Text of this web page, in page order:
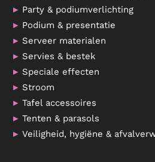
Party & podiumverlichting
Podium & presentatie
Serveer materialen
Servies & bestek
Speciale effecten
Stroom
Tafel accessoires
Tenten & parasols
Veiligheid, hygiëne &